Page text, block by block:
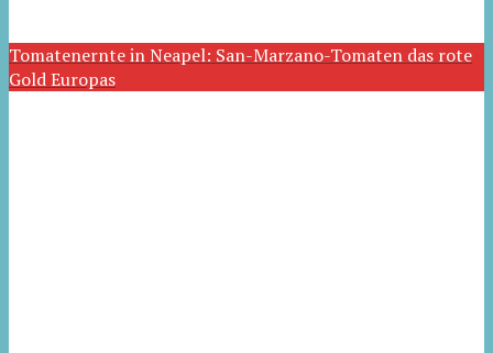
Tomatenernte in Neapel: San-Marzano-Tomaten das rote
Gold Europas